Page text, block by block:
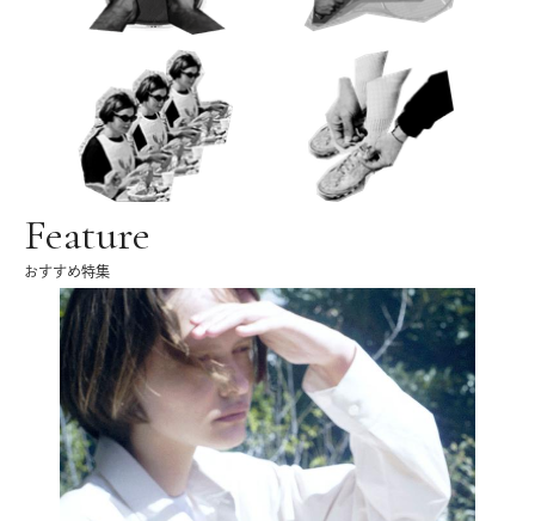
Feature
おすすめ特集